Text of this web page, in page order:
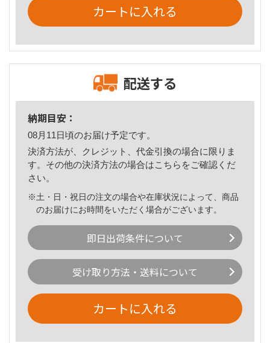
カートに入れる
配送する
納期目安：
08月11日頃のお届け予定です。
決済方法が、クレジット、代金引換の場合に限りま
す。その他の決済方法の場合はこちら をご確認くだ
さい。
※土・日・祝日の注文の場合や在庫状況によって、商品
のお届けにお時間をいただく場合がございます。
即日出荷条件について
受け取り方法・送料について
カートに入れる